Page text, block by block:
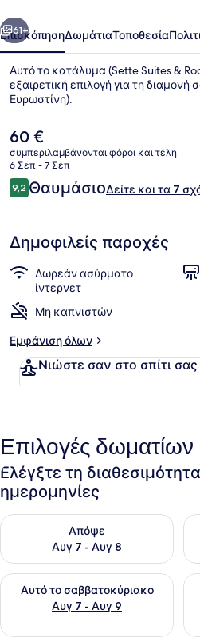
Adults
Only
Επόμενο
61+
ΕπισκόπησηΔωμάτιαΤοποθεσία
Αυτό το κατάλυμα (Sette Suites &
εξαιρετική επιλογή για τη
Ευρωστίνη).
Η
τρέχουσα
τιμή
είναι
60 €
60 €
συμπεριλαμβάνονται φόροι και τέλη
6 Σεπ - 7 Σεπ
Σχόλια
9,29,2 στα 10
ΘαυμάσιοΔείτε και τα 7
Δημοφιλείς παροχές
Δωρεάν ασύρματο
ίντερνετ
Μη καπνιστών
Εμφάνιση όλων
Νιώστε σαν στο σπίτι σας
Επιλογές δωματίων
Ελέγξτε τη
ημερομηνίες
Απόψε
Αυγ 7 - Αυγ 8
Έλεγχος διαθεσιμότητας για
Αυτό το σαββατοκύριακο
Αυγ 7 - Αυγ 9
Έλεγχος διαθεσιμότητας για